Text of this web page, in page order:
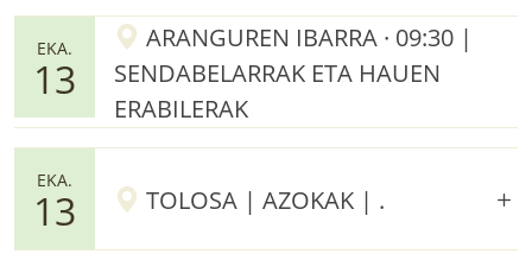
EKA.
13
ARANGUREN IBARRA · 09:30 |
SENDABELARRAK ETA HAUEN
ERABILERAK
EKA.
13 TOLOSA | AZOKAK | .